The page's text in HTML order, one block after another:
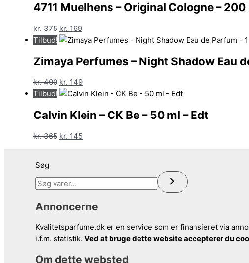
var:
er:
4711 Muelhens – Original Cologne – 200
kr.375 Den
oprindelige
var:
kr. 169Den
aktuelle
er:
Tilbud!
Zimaya Perfumes – Night Shadow Eau
kr.400 Den
oprindelige
var:
kr. 149Den
aktuelle
er:
Tilbud!
Calvin Klein – CK Be – 50 ml – Edt
kr.365 Den
kr. 365.
kr. 145
Søg
Annoncerne
Kvalitetsparfume.dk er en service som er finansieret via
i.f.m. statistik. Ved at bruge dette website accepterer du
Om dette websted